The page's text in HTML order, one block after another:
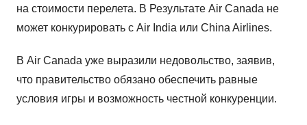
на стоимости перелета. В Результате Air Canada не
может конкурировать с Air India или China Airlines.
В Air Canada уже выразили недовольство, заявив,
что правительство обязано обеспечить равные
условия игры и возможность честной конкуренции.